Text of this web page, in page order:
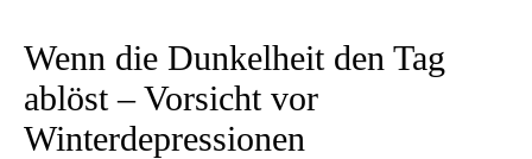
Wenn die Dunkelheit den Tag
ablöst – Vorsicht vor
Winterdepressionen